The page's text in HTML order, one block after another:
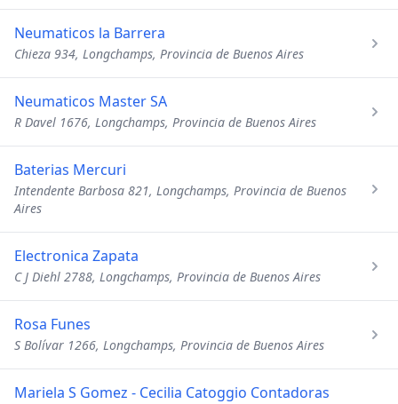
Neumaticos la Barrera
Chieza 934, Longchamps, Provincia de Buenos Aires
Neumaticos Master SA
R Davel 1676, Longchamps, Provincia de Buenos Aires
Baterias Mercuri
Intendente Barbosa 821, Longchamps, Provincia de Buenos
Aires
Electronica Zapata
C J Diehl 2788, Longchamps, Provincia de Buenos Aires
Rosa Funes
S Bolívar 1266, Longchamps, Provincia de Buenos Aires
Mariela S Gomez - Cecilia Catoggio Contadoras